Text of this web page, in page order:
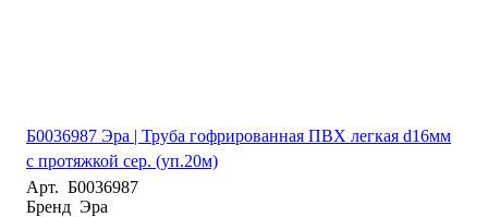
Б0036987 Эра | Труба гофрированная ПВХ легкая d16мм
с протяжкой сер. (уп.20м)
Арт. Б0036987
Бренд Эра